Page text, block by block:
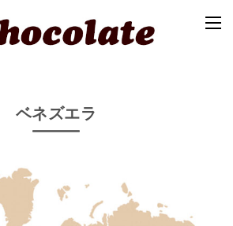
ベネズエラ